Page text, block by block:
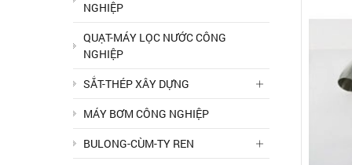
NGHIỆP
QUẠT-MÁY LỌC NƯỚC CÔNG
NGHIỆP
SẮT-THÉP XÂY DỰNG
MÁY BƠM CÔNG NGHIỆP
BULONG-CÙM-TY REN